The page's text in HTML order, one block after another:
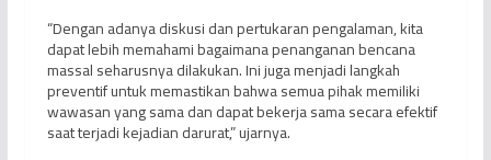
“Dengan adanya diskusi dan pertukaran pengalaman, kita
dapat lebih memahami bagaimana penanganan bencana
massal seharusnya dilakukan. Ini juga menjadi langkah
preventif untuk memastikan bahwa semua pihak memiliki
wawasan yang sama dan dapat bekerja sama secara efektif
saat terjadi kejadian darurat,” ujarnya.